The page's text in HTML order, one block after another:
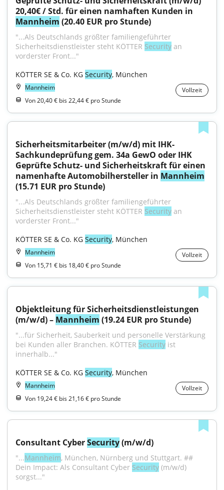
Mannheim (20.40 EUR pro Stunde)
"...Als Deutschlands größter familiengeführter
Sicherheitsdienstleister steht KÖTTER Security an
vorderster Front..."
KÖTTER SE & Co. KG Security, München
Mannheim
Vollzeit
Von 20,40 € bis 22,44 € pro Stunde
Sicherheitsmitarbeiter (m/w/d) mit IHK-
Sachkundeprüfung gem. 34a GewO oder IHK
Geprüfte Schutz- und Sicherheitskraft für einen
namenhafte Automobilhersteller in Mannheim
(15.71 EUR pro Stunde)
"...Als Deutschlands größter familiengeführter
Sicherheitsdienstleister steht KÖTTER Security an
vorderster Front..."
KÖTTER SE & Co. KG Security, München
Mannheim
Vollzeit
Von 15,71 € bis 18,40 € pro Stunde
Objektleitung für Sicherheitsdienstleistungen
(m/w/d) – Mannheim (19.24 EUR pro Stunde)
"...für Sicherheit, Sauberkeit und personelle Verstärkung
bei Kunden aller Branchen. KÖTTER Security ist
innerhalb..."
KÖTTER SE & Co. KG Security, München
Mannheim
Vollzeit
Von 19,24 € bis 21,16 € pro Stunde
Consultant Cyber Security (m/w/d)
"...Mannheim, München, Nürnberg und Stuttgart. ##
Dein Impact: Als Consultant Cyber Security (m/w/d)
sorgst..."